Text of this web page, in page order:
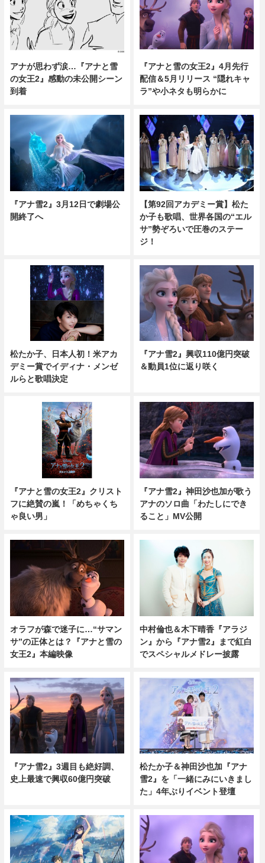
アナが思わず涙…『アナと雪
の女王2』感動の未公開シーン
到着
『アナと雪の女王2』4月先行
配信＆5月リリース “隠れキャ
ラ”や小ネタも明らかに
『アナ雪2』3月12日で劇場公
開終了へ
【第92回アカデミー賞】松た
か子も歌唱、世界各国の“エル
サ”勢ぞろいで圧巻のステー
ジ！
松たか子、日本人初！米アカ
デミー賞でイディナ・メンゼ
ルらと歌唱決定
『アナ雪2』興収110億円突破
＆動員1位に返り咲く
『アナと雪の女王2』クリスト
フに絶賛の嵐！「めちゃくち
ゃ良い男」
『アナ雪2』神田沙也加が歌う
アナのソロ曲「わたしにでき
ること」MV公開
オラフが森で迷子に…“サマン
サ”の正体とは？『アナと雪の
女王2』本編映像
中村倫也＆木下晴香『アラジ
ン』から『アナ雪2』まで紅白
でスペシャルメドレー披露
『アナ雪2』3週目も絶好調、
史上最速で興収60億円突破
松たか子＆神田沙也加『アナ
雪2』を「一緒にみにいきまし
た」4年ぶりイベント登壇